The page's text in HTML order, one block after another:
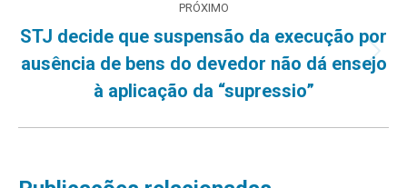
PRÓXIMO
Próximo
post:
STJ decide que suspensão da execução por
ausência de bens do devedor não dá ensejo
à aplicação da “supressio”